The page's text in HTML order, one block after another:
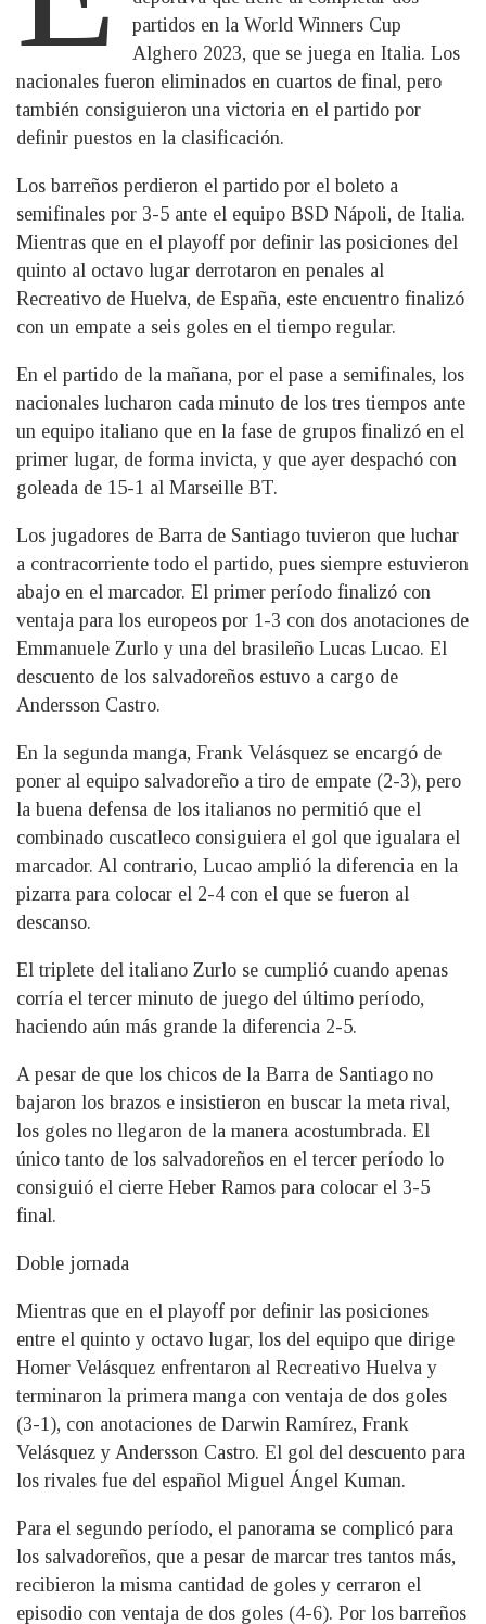
partidos en la World Winners Cup
Alghero 2023, que se juega en Italia. Los
nacionales fueron eliminados en cuartos de final, pero
también consiguieron una victoria en el partido por
definir puestos en la clasificación.
Los barreños perdieron el partido por el boleto a
semifinales por 3-5 ante el equipo BSD Nápoli, de Italia.
Mientras que en el playoff por definir las posiciones del
quinto al octavo lugar derrotaron en penales al
Recreativo de Huelva, de España, este encuentro finalizó
con un empate a seis goles en el tiempo regular.
En el partido de la mañana, por el pase a semifinales, los
nacionales lucharon cada minuto de los tres tiempos ante
un equipo italiano que en la fase de grupos finalizó en el
primer lugar, de forma invicta, y que ayer despachó con
goleada de 15-1 al Marseille BT.
Los jugadores de Barra de Santiago tuvieron que luchar
a contracorriente todo el partido, pues siempre estuvieron
abajo en el marcador. El primer período finalizó con
ventaja para los europeos por 1-3 con dos anotaciones de
Emmanuele Zurlo y una del brasileño Lucas Lucao. El
descuento de los salvadoreños estuvo a cargo de
Andersson Castro.
En la segunda manga, Frank Velásquez se encargó de
poner al equipo salvadoreño a tiro de empate (2-3), pero
la buena defensa de los italianos no permitió que el
combinado cuscatleco consiguiera el gol que igualara el
marcador. Al contrario, Lucao amplió la diferencia en la
pizarra para colocar el 2-4 con el que se fueron al
descanso.
El triplete del italiano Zurlo se cumplió cuando apenas
corría el tercer minuto de juego del último período,
haciendo aún más grande la diferencia 2-5.
A pesar de que los chicos de la Barra de Santiago no
bajaron los brazos e insistieron en buscar la meta rival,
los goles no llegaron de la manera acostumbrada. El
único tanto de los salvadoreños en el tercer período lo
consiguió el cierre Heber Ramos para colocar el 3-5
final.
Doble jornada
Mientras que en el playoff por definir las posiciones
entre el quinto y octavo lugar, los del equipo que dirige
Homer Velásquez enfrentaron al Recreativo Huelva y
terminaron la primera manga con ventaja de dos goles
(3-1), con anotaciones de Darwin Ramírez, Frank
Velásquez y Andersson Castro. El gol del descuento para
los rivales fue del español Miguel Ángel Kuman.
Para el segundo período, el panorama se complicó para
los salvadoreños, que a pesar de marcar tres tantos más,
recibieron la misma cantidad de goles y cerraron el
episodio con ventaja de dos goles (4-6). Por los barreños